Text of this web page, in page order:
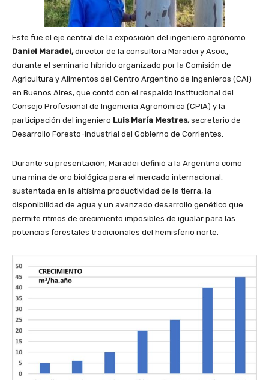
Este fue el eje central de la exposición del ingeniero agrónomo
Daniel Maradei,director de la consultora Maradei y Asoc.,
durante el seminario híbrido organizado por la Comisión de
Agricultura y Alimentos del Centro Argentino de Ingenieros (CAI)
en Buenos Aires, que contó con el respaldo institucional del
Consejo Profesional de Ingeniería Agronómica (CPIA) y la
participación del ingeniero Luis María Mestres,secretario de
Desarrollo Foresto-industrial del Gobierno de Corrientes.
Durante su presentación, Maradei definió a la Argentina como
una mina de oro biológica para el mercado internacional,
sustentada en la altísima productividad de la tierra, la
disponibilidad de agua y un avanzado desarrollo genético que
permite ritmos de crecimiento imposibles de igualar para las
potencias forestales tradicionales del hemisferio norte.